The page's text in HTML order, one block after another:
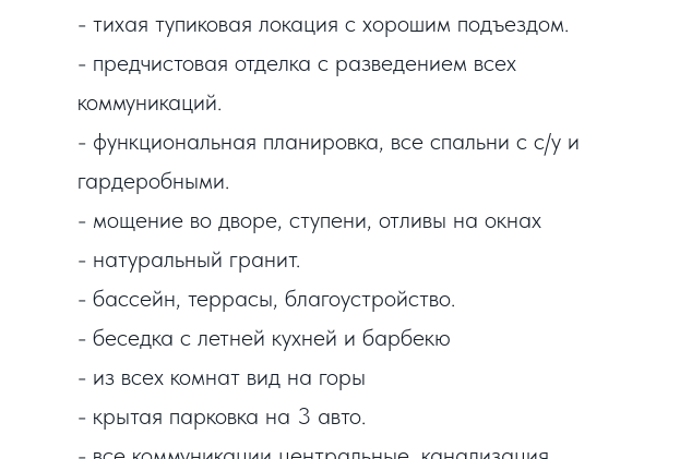
- тихая тупиковая локация с хорошим подъездом.
- предчистовая отделка с разведением всех
коммуникаций.
- функциональная планировка, все спальни с с/у и
гардеробными.
- мощение во дворе, ступени, отливы на окнах
- натуральный гранит.
- бассейн, террасы, благоустройство.
- беседка с летней кухней и барбекю
- из всех комнат вид на горы
- крытая парковка на 3 авто.